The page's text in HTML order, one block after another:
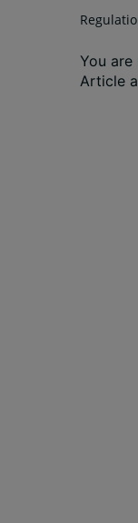
You
Article